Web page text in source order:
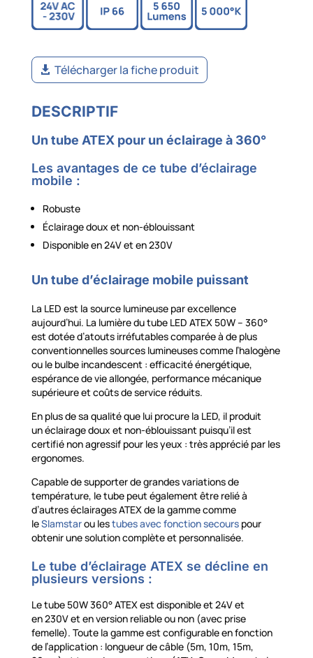
Télécharger la fiche produit
DESCRIPTIF
Un tube ATEX pour un éclairage à 360°
Les avantages de ce tube d’éclairage
mobile :
Robuste
Éclairage doux et non-éblouissant
Disponible en 24V et en 230V
Un tube d’éclairage mobile puissant
La LED est la source lumineuse par excellence
aujourd’hui. La lumière du tube LED ATEX 50W – 360°
est dotée d’atouts irréfutables comparée à de plus
conventionnelles sources lumineuses comme l’halogène
ou le bulbe incandescent : efficacité énergétique,
espérance de vie allongée, performance mécanique
supérieure et coûts de service réduits.
En plus de sa qualité que lui procure la LED, il produit
un éclairage doux et non-éblouissant puisqu’il est
certifié non agressif pour les yeux : très apprécié par les
ergonomes.
Capable de supporter de grandes variations de
température, le tube peut également être relié à
d’autres éclairages ATEX de la gamme comme
leSlamstarou lestubes avec fonction secourspour
obtenir une solution complète et personnalisée.
Le tube d’éclairage ATEX se décline en
plusieurs versions :
Le tube 50W 360° ATEX est disponible et 24V et
en 230V et en version reliable ou non (avec prise
femelle). Toute la gamme est configurable en fonction
de l’application : longueur de câble (5m, 10m, 15m,